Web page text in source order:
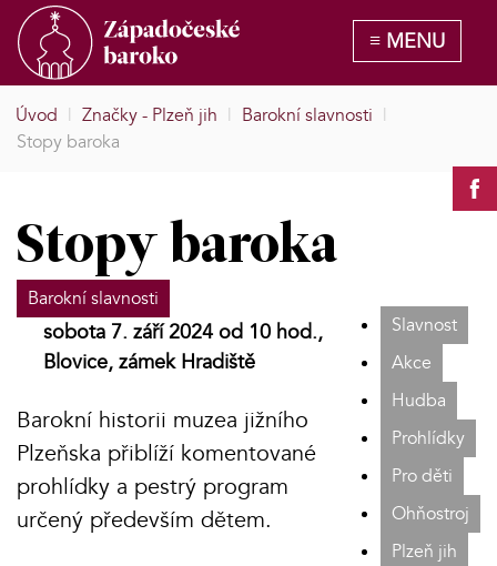
Úvod | Značky - Plzeň jih | Barokní slavnosti |
Stopy baroka
Stopy baroka
Barokní slavnosti
Slavnost
Akce
Hudba
Prohlídky
Pro děti
Ohňostroj
Plzeň jih
sobota 7. září 2024 od 10 hod.,
Blovice, zámek Hradiště
Barokní historii muzea jižního
Plzeňska přiblíží komentované
prohlídky a pestrý program
určený především dětem.